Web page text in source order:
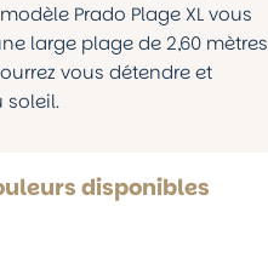
Prado Plage XL vous
large plage de 2,60 mètres
vous détendre et
soleil.
disponibles